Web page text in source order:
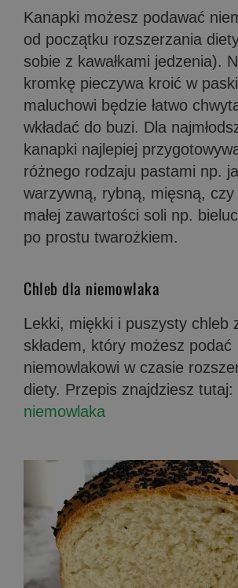
Kanapki możesz podawać
od początku rozszerzania
sobie z kawałkami jedzenia).
kromkę pieczywa kroić w
maluchowi będzie łatwo
wkładać do buzi. Dla
kanapki najlepiej
różnego rodzaju pastami np.
warzywną, rybną, mięsną,
małej zawartości soli np.
po prostu twarożkiem.
Chleb dla niemowlaka
Lekki, miękki i puszysty chleb
składem, który możesz podać
niemowlakowi w czasie
diety. Przepis znajdziesz tutaj:
niemowlaka